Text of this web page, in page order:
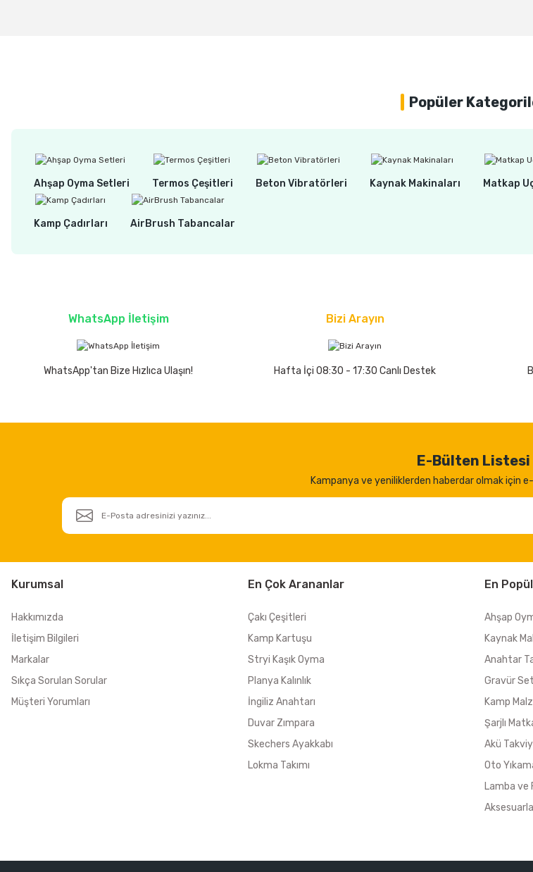
Popüler
Ahşap Oyma Setleri Termos Çeşitleri Beton Vibratörleri Kaynak Makinaları Matkap
Kamp Çadırları AirBrush Tabancalar
WhatsApp İletişim
WhatsApp'tan Bize Hızlıca Ulaşın!
Bizi Arayın
Hafta İçi 08:30 - 17:30 Canlı Destek
E-Bülten Listesi
Kampanya ve yeniliklerden haberdar olmak için
Kurumsal
Hakkımızda
İletişim Bilgileri
Markalar
Sıkça Sorulan Sorular
Müşteri Yorumları
En Çok Arananlar
Çakı Çeşitleri
Kamp Kartuşu
Stryi Kaşık Oyma
Planya Kalınlık
İngiliz Anahtarı
Duvar Zımpara
Skechers Ayakkabı
Lokma Takımı
En
Ahşap
Kaynak
Anahtar
Gravür
Kamp
Şarjlı
Akü
Oto
Lamba ve